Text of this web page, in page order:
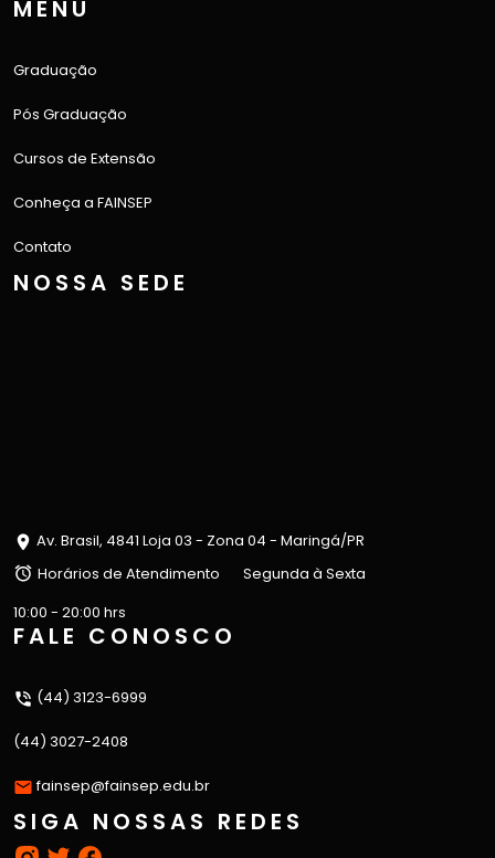
MENU
Graduação
Pós Graduação
Cursos de Extensão
Conheça a FAINSEP
Contato
NOSSA SEDE
Av. Brasil, 4841 Loja 03 - Zona 04 - Maringá/PR
Horários de Atendimento
Segunda à Sexta
10:00 - 20:00 hrs
FALE CONOSCO
(44) 3123-6999
(44) 3027-2408
fainsep@fainsep.edu.br
SIGA NOSSAS REDES